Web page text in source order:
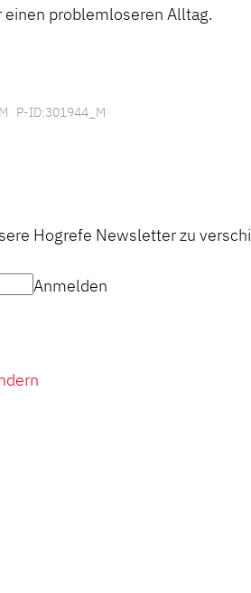
einen problemloseren Alltag.
P-ID:301944_M
Hogrefe Newsletter zu
Anmelden